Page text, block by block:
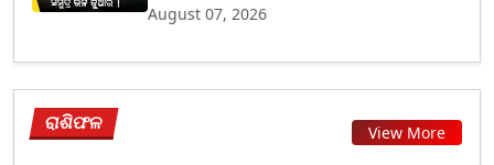
August 07, 2026
ରାଶିଫଳ View More